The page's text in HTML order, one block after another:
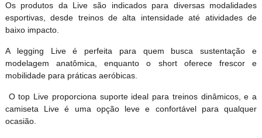
Os produtos da Live são indicados para diversas modalidades
esportivas, desde treinos de alta intensidade até atividades de
baixo impacto.
A legging Live é perfeita para quem busca sustentação e
modelagem anatômica, enquanto o short oferece frescor e
mobilidade para práticas aeróbicas.
O top Live proporciona suporte ideal para treinos dinâmicos, e a
camiseta Live é uma opção leve e confortável para qualquer
ocasião.